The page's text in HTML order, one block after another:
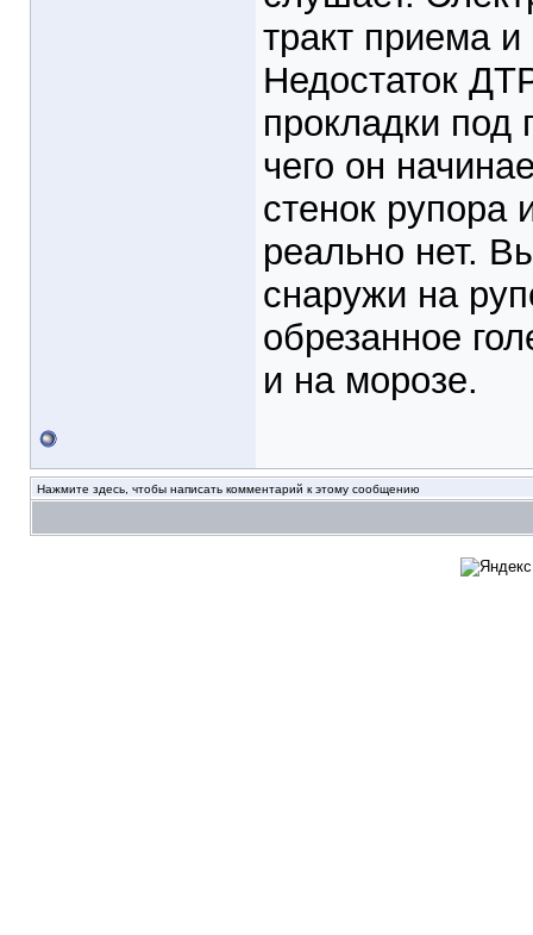
тракт приема
Недостаток
прокладки под
чего он
стенок рупора
реально нет.
снаружи на
обрезанное
и на морозе.
Нажмите здесь, чтобы написать комментарий к этому сообщению